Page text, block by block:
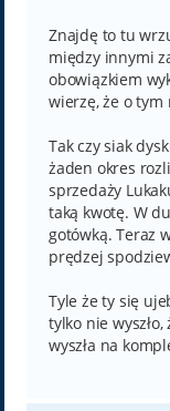
Znajdę to tu
między innymi
obowiązkiem
wierzę, że o tym
Tak czy siak
żaden okres
sprzedaży
taką kwotę. W
gotówką. Teraz
prędzej
Tyle że ty się
tylko nie
wyszła na